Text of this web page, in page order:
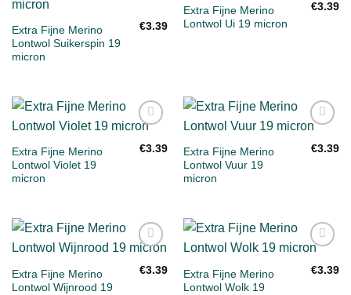
Extra Fijne Merino
Lontwol Suikerspin 19
micron
€3.39
aan
Extra Fijne Merino
Lontwol Ui 19 micron
€3.39
aan
Extra Fijne Merino
Lontwol Violet 19
micron
€3.39
aan
Extra Fijne Merino
Lontwol Vuur 19
micron
€3.39
aan
Extra Fijne Merino
Lontwol Wijnrood 19
€3.39
aan
Extra Fijne Merino
Lontwol Wolk 19
€3.39